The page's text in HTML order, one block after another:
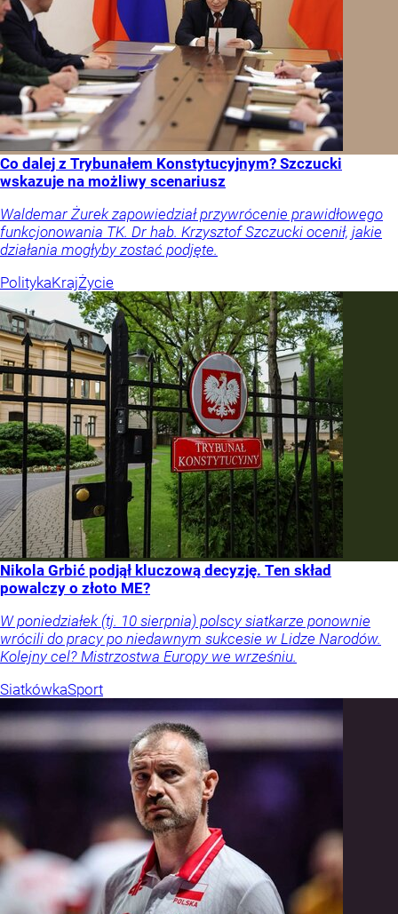
Co dalej z Trybunałem Konstytucyjnym? Szczucki
wskazuje na możliwy scenariusz
Waldemar Żurek zapowiedział przywrócenie prawidłowego
funkcjonowania TK. Dr hab. Krzysztof Szczucki ocenił, jakie
działania mogłyby zostać podjęte.
PolitykaKrajŻycie
Nikola Grbić podjął kluczową decyzję. Ten skład
powalczy o złoto ME?
W poniedziałek (tj. 10 sierpnia) polscy siatkarze ponownie
wrócili do pracy po niedawnym sukcesie w Lidze Narodów.
Kolejny cel? Mistrzostwa Europy we wrześniu.
SiatkówkaSport